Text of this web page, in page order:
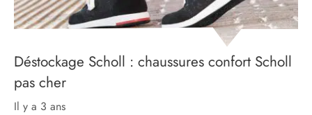
Déstockage Scholl : chaussures confort Scholl
pas cher
il y a 3 ans